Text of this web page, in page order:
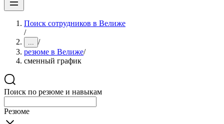
Поиск сотрудников в Велиже
/
... /
резюме в Велиже/
сменный график
Поиск по резюме и навыкам
Резюме